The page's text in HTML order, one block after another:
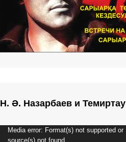
Н. Ә. Назарбаев и Темиртау
Видеоплеер
Media error: Format(s) not supported or
source(s) not found